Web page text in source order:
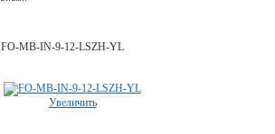
FO-MB-IN-9-12-LSZH-YL
Увеличить